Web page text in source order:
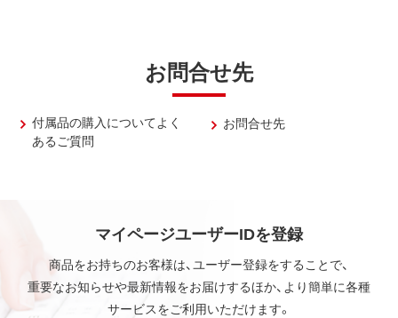
お問合せ先
付属品の購入についてよく
あるご質問
お問合せ先
マイページユーザーIDを登録
商品をお持ちのお客様は、ユーザー登録をすることで、
重要なお知らせや最新情報をお届けするほか、より簡単に各種
サービスをご利用いただけます。